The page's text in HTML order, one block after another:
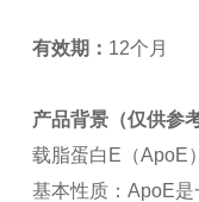
有效期： 12个月
产品背景（仅供参
载脂蛋白E（ApoE
基本性质‌：ApoE